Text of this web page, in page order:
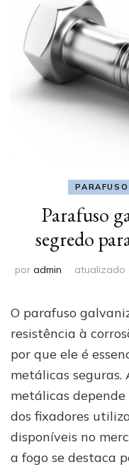
Parafuso
segredo
por admin atualizado
O parafuso
resistência à
por que ele é
metálicas
metálicas
dos fixadores
disponíveis no
a fogo se destaca